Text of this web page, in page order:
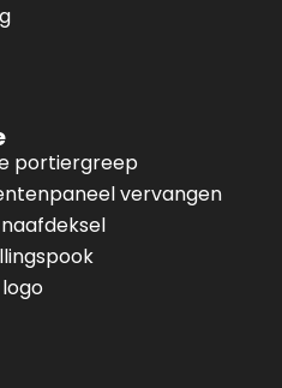
portiergreep
vervangen